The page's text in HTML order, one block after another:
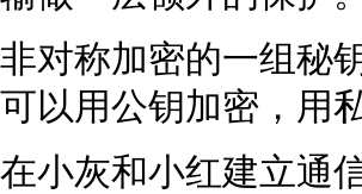
非对称加密的一组秘
可以用公钥加密，用
在小灰和小红建立通